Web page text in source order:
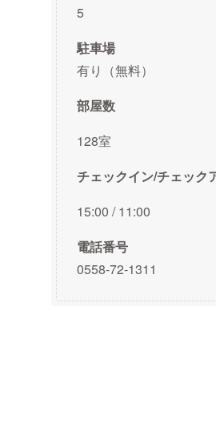
5
駐車場
有り（無料）
部屋数
128室
チェックイン/チェック
15:00 / 11:00
電話番号
0558-72-1311